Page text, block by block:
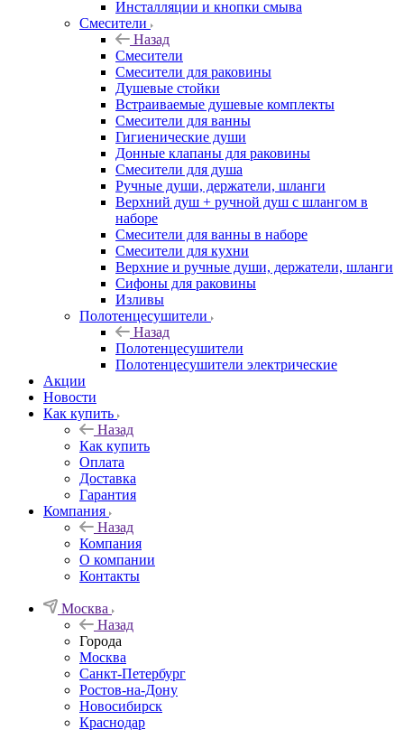
Инсталляции и кнопки смыва
Смесители
Назад
Смесители
Смесители для раковины
Душевые стойки
Встраиваемые душевые комплекты
Смесители для ванны
Гигиенические души
Донные клапаны для раковины
Смесители для душа
Ручные души, держатели, шланги
Верхний душ + ручной душ с шлангом в
наборе
Смесители для ванны в наборе
Смесители для кухни
Верхние и ручные души, держатели, шланги
Сифоны для раковины
Изливы
Полотенцесушители
Назад
Полотенцесушители
Полотенцесушители электрические
Акции
Новости
Как купить
Назад
Как купить
Оплата
Доставка
Гарантия
Компания
Назад
Компания
О компании
Контакты
Москва
Назад
Города
Москва
Санкт-Петербург
Ростов-на-Дону
Новосибирск
Краснодар